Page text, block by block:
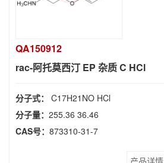
QA150912
rac-阿托莫西汀 EP 杂质 C HCl
分子式： C17H21NO HCl
分子量： 255.36 36.46
CAS号： 873310-31-7
产品详情